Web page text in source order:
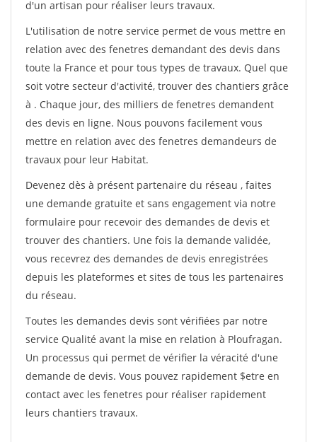
d'un artisan pour réaliser leurs travaux.
L'utilisation de notre service permet de vous mettre en
relation avec des fenetres demandant des devis dans
toute la France et pour tous types de travaux. Quel que
soit votre secteur d'activité, trouver des chantiers grâce
à . Chaque jour, des milliers de fenetres demandent
des devis en ligne. Nous pouvons facilement vous
mettre en relation avec des fenetres demandeurs de
travaux pour leur Habitat.
Devenez dès à présent partenaire du réseau , faites
une demande gratuite et sans engagement via notre
formulaire pour recevoir des demandes de devis et
trouver des chantiers. Une fois la demande validée,
vous recevrez des demandes de devis enregistrées
depuis les plateformes et sites de tous les partenaires
du réseau.
Toutes les demandes devis sont vérifiées par notre
service Qualité avant la mise en relation à Ploufragan.
Un processus qui permet de vérifier la véracité d'une
demande de devis. Vous pouvez rapidement $etre en
contact avec les fenetres pour réaliser rapidement
leurs chantiers travaux.